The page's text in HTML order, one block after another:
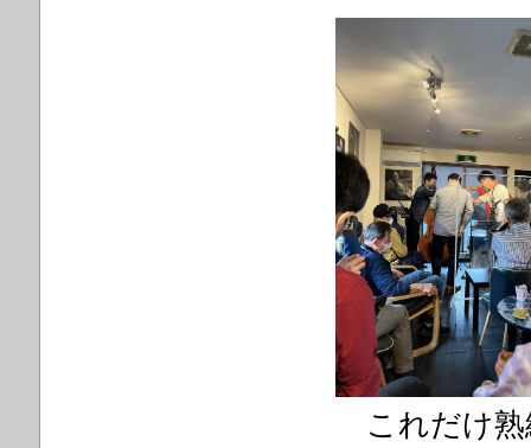
これだけ熟